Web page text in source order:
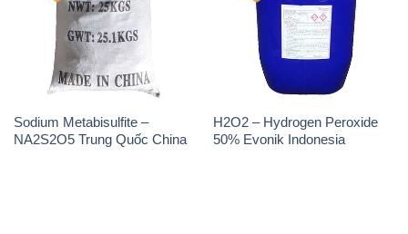
Sodium Metabisulfite –
NA2S2O5 Trung Quốc China
H2O2 – Hydrogen Peroxide
50% Evonik Indonesia